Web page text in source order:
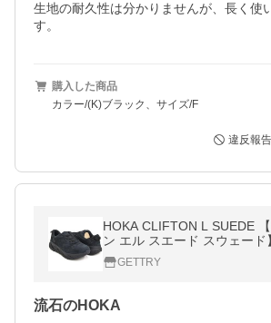
生地の耐久性は分かりませんが、長く使
す。
購入した商品
カラー/(K)ブラック、サイズ/F
違反報告
HOKA CLIFTON L SUEDE
ン エル スエード スウェー
シューズ クッション ロード
アル】 BLACK / BLACK
GETTRY
流石のHOKA